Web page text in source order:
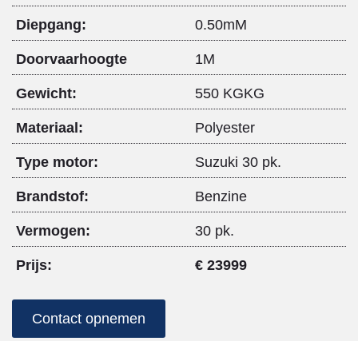
Diepgang: 0.50mM
Doorvaarhoogte 1M
Gewicht: 550 KGKG
Materiaal: Polyester
Type motor: Suzuki 30 pk.
Brandstof: Benzine
Vermogen: 30 pk.
Prijs: € 23999
Contact opnemen